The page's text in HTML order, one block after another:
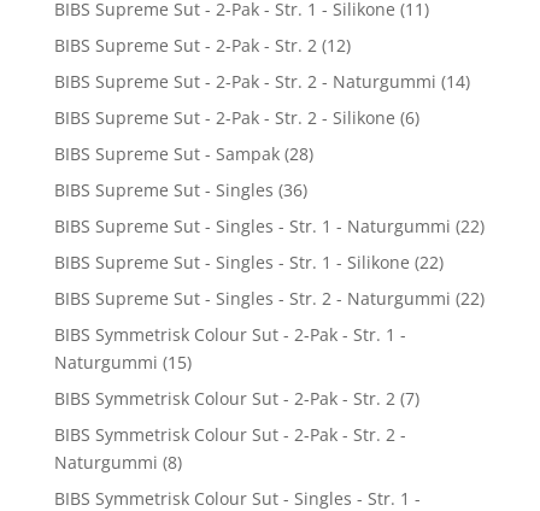
BIBS Supreme Sut - 2-Pak - Str. 1 - Silikone (11)
BIBS Supreme Sut - 2-Pak - Str. 2 (12)
BIBS Supreme Sut - 2-Pak - Str. 2 - Naturgummi (14)
BIBS Supreme Sut - 2-Pak - Str. 2 - Silikone (6)
BIBS Supreme Sut - Sampak (28)
BIBS Supreme Sut - Singles (36)
BIBS Supreme Sut - Singles - Str. 1 - Naturgummi (22)
BIBS Supreme Sut - Singles - Str. 1 - Silikone (22)
BIBS Supreme Sut - Singles - Str. 2 - Naturgummi (22)
BIBS Symmetrisk Colour Sut - 2-Pak - Str. 1 -
Naturgummi (15)
BIBS Symmetrisk Colour Sut - 2-Pak - Str. 2 (7)
BIBS Symmetrisk Colour Sut - 2-Pak - Str. 2 -
Naturgummi (8)
BIBS Symmetrisk Colour Sut - Singles - Str. 1 -